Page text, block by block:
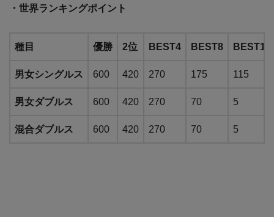
・世界ランキングポイント
種目 優勝 2位 BEST4 BEST8 BEST16
男女シングルス 600 420 270 175 115
男女ダブルス 600 420 270 70 5
混合ダブルス 600 420 270 70 5